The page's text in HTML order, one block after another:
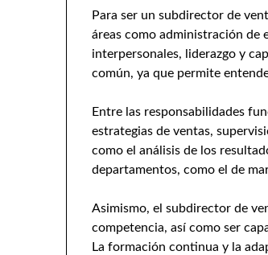
Para ser un subdirector de
áreas como administración de
interpersonales, liderazgo y
común, ya que permite
Entre las responsabilidades
estrategias de ventas,
como el análisis de los
departamentos, como el de
Asimismo, el subdirector de
competencia, así como ser
La formación continua y la